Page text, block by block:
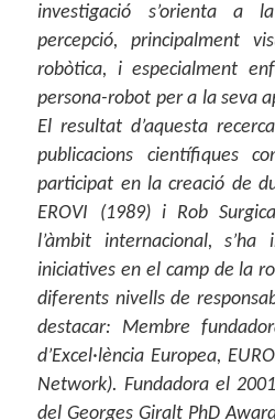
investigació s’orienta a
percepció, principalment
robòtica, i especialment
persona-robot per a la seva
El resultat d’aquesta
publicacions científiques
participat en la creació de
EROVI (1989) i Rob
l’àmbit internacional,
iniciatives en el camp de la
diferents nivells de
destacar: Membre
d’Excel·lència Europea,
Network). Fundadora el
del Georges Giralt PhD